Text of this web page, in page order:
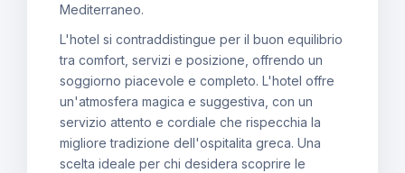
Mediterraneo.
L'hotel si contraddistingue per il buon equilibrio
tra comfort, servizi e posizione, offrendo un
soggiorno piacevole e completo. L'hotel offre
un'atmosfera magica e suggestiva, con un
servizio attento e cordiale che rispecchia la
migliore tradizione dell'ospitalita greca. Una
scelta ideale per chi desidera scoprire le